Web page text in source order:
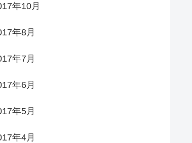
年10月
年8月
年7月
年6月
年5月
年4月